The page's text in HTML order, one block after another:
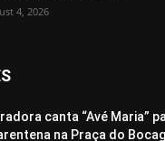
4, 2026
canta “Avé Maria”
na Praça do